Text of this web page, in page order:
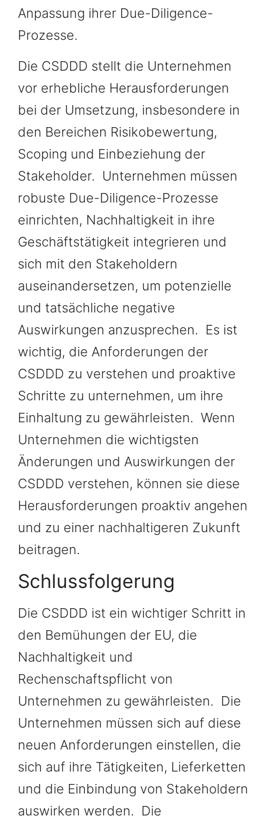
Anpassung ihrer Due-Diligence-
Prozesse.
Die CSDDD stellt die Unternehmen
vor erhebliche Herausforderungen
bei der Umsetzung, insbesondere in
den Bereichen Risikobewertung,
Scoping und Einbeziehung der
Stakeholder. Unternehmen müssen
robuste Due-Diligence-Prozesse
einrichten, Nachhaltigkeit in ihre
Geschäftstätigkeit integrieren und
sich mit den Stakeholdern
auseinandersetzen, um potenzielle
und tatsächliche negative
Auswirkungen anzusprechen. Es ist
wichtig, die Anforderungen der
CSDDD zu verstehen und proaktive
Schritte zu unternehmen, um ihre
Einhaltung zu gewährleisten. Wenn
Unternehmen die wichtigsten
Änderungen und Auswirkungen der
CSDDD verstehen, können sie diese
Herausforderungen proaktiv angehen
und zu einer nachhaltigeren Zukunft
beitragen.
Schlussfolgerung
Die CSDDD ist ein wichtiger Schritt in
den Bemühungen der EU, die
Nachhaltigkeit und
Rechenschaftspflicht von
Unternehmen zu gewährleisten. Die
Unternehmen müssen sich auf diese
neuen Anforderungen einstellen, die
sich auf ihre Tätigkeiten, Lieferketten
und die Einbindung von Stakeholdern
auswirken werden. Die